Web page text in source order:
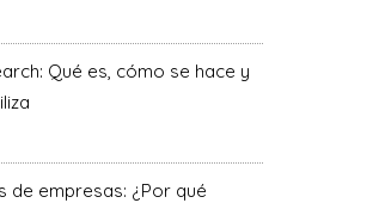
Qué es, cómo se hace y
de empresas: ¿Por qué